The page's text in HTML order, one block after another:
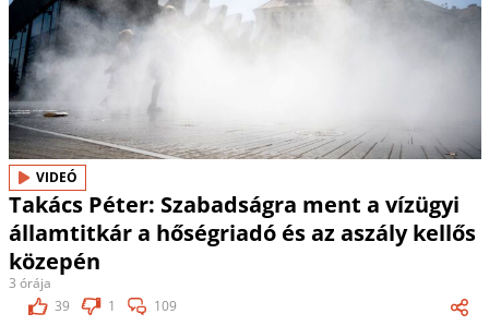
VIDEÓ
Takács Péter: Szabadságra ment a vízügyi
államtitkár a hőségriadó és az aszály kellős
közepén
3 órája
39
1 109